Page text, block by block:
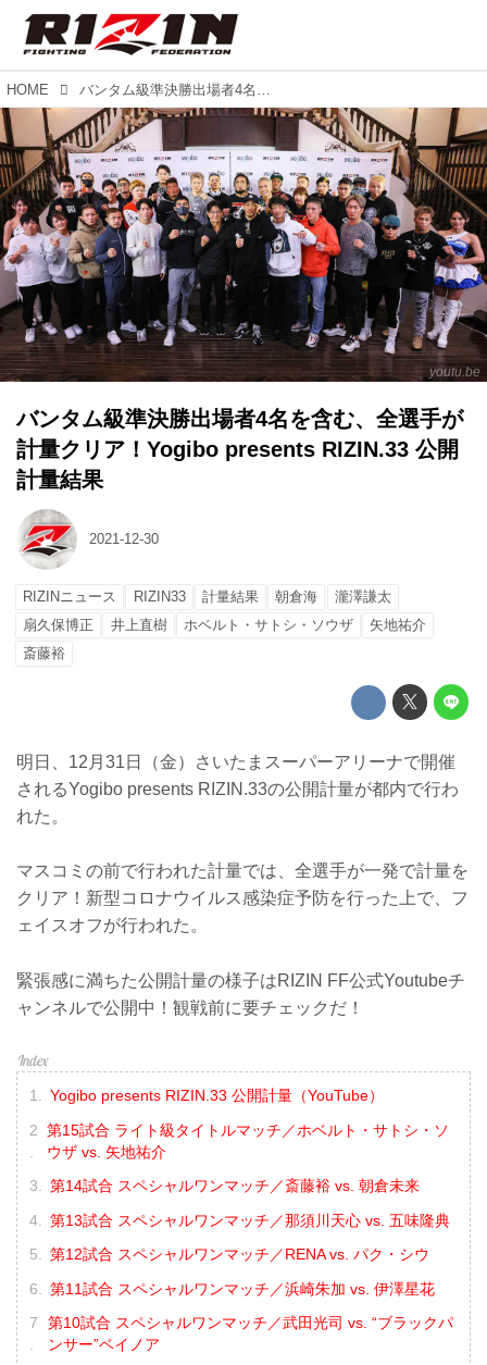
HOME バンタム級準決勝出場者4名を含む、全選手が計量クリア！Yogibo presents RIZIN.33 公開計量結果
youtu.be
バンタム級準決勝出場者4名を含む、全選手が
計量クリア！Yogibo presents RIZIN.33 公開
計量結果
2021-12-30
RIZINニュース RIZIN33 計量結果 朝倉海
瀧澤謙太
扇久保博正
井上直樹 ホベルト・サトシ・ソウザ
矢地祐介
斎藤裕
明日、12月31日（金）さいたまスーパーアリーナで開催
されるYogibo presents RIZIN.33の公開計量が都内で行わ
れた。
マスコミの前で行われた計量では、全選手が一発で計量を
クリア！新型コロナウイルス感染症予防を行った上で、フ
ェイスオフが行われた。
緊張感に満ちた公開計量の様子はRIZIN FF公式Youtubeチ
ャンネルで公開中！観戦前に要チェックだ！
Yogibo presents RIZIN.33 公開計量（YouTube）
第15試合 ライト級タイトルマッチ／ホベルト・サトシ・ソ
ウザ vs. 矢地祐介
第14試合 スペシャルワンマッチ／斎藤裕 vs. 朝倉未来
第13試合 スペシャルワンマッチ／那須川天心 vs. 五味隆典
第12試合 スペシャルワンマッチ／RENA vs. パク・シウ
第11試合 スペシャルワンマッチ／浜崎朱加 vs. 伊澤星花
第10試合 スペシャルワンマッチ／武田光司 vs. “ブラックパ
ンサー”ベイノア